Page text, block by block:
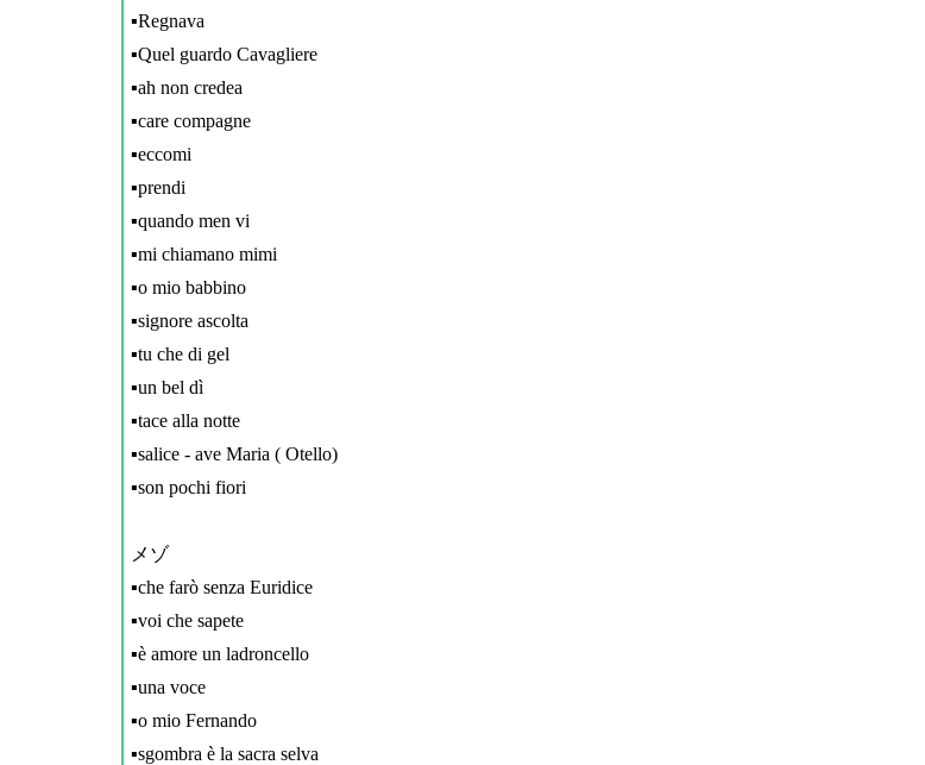
▪️Regnava
▪️Quel guardo Cavagliere
▪️ah non credea
▪️care compagne
▪️eccomi
▪️prendi
▪️quando men vi
▪️mi chiamano mimi
▪️o mio babbino
▪️signore ascolta
▪️tu che di gel
▪️un bel dì
▪️tace alla notte
▪️salice - ave Maria ( Otello)
▪️son pochi fiori
メゾ
▪️che farò senza Euridice
▪️voi che sapete
▪️è amore un ladroncello
▪️una voce
▪️o mio Fernando
▪️sgombra è la sacra selva